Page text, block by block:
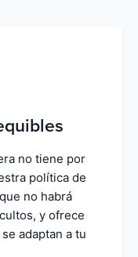
no tiene por
política de
no habrá
y ofrece
adaptan a tu